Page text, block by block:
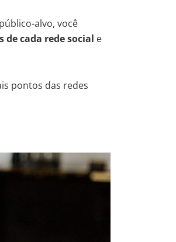
alvo, você
de cada rede social e
pontos das redes